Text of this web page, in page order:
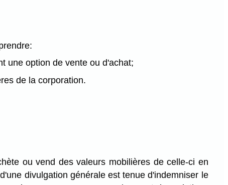
une option de vente ou d'achat;
de la corporation.
ou vend des valeurs mobilières de celle-ci en
divulgation générale est tenue d'indemniser le